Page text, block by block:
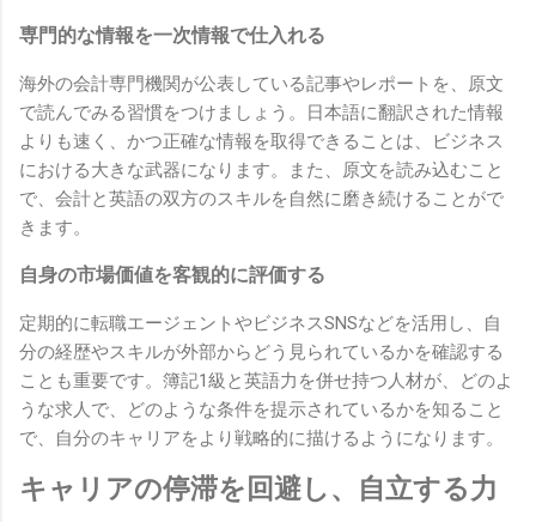
専門的な情報を一次情報で仕入れる
海外の会計専門機関が公表している記事やレポートを、原文
で読んでみる習慣をつけましょう。日本語に翻訳された情報
よりも速く、かつ正確な情報を取得できることは、ビジネス
における大きな武器になります。また、原文を読み込むこと
で、会計と英語の双方のスキルを自然に磨き続けることがで
きます。
自身の市場価値を客観的に評価する
定期的に転職エージェントやビジネスSNSなどを活用し、自
分の経歴やスキルが外部からどう見られているかを確認する
ことも重要です。簿記1級と英語力を併せ持つ人材が、どのよ
うな求人で、どのような条件を提示されているかを知ること
で、自分のキャリアをより戦略的に描けるようになります。
キャリアの停滞を回避し、自立する力